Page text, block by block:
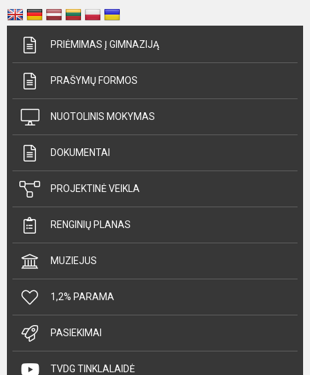
PRIĖMIMAS Į GIMNAZIJĄ
PRAŠYMŲ FORMOS
NUOTOLINIS MOKYMAS
DOKUMENTAI
PROJEKTINĖ VEIKLA
RENGINIŲ PLANAS
MUZIEJUS
1,2% PARAMA
PASIEKIMAI
TVDG TINKLALAIDĖ